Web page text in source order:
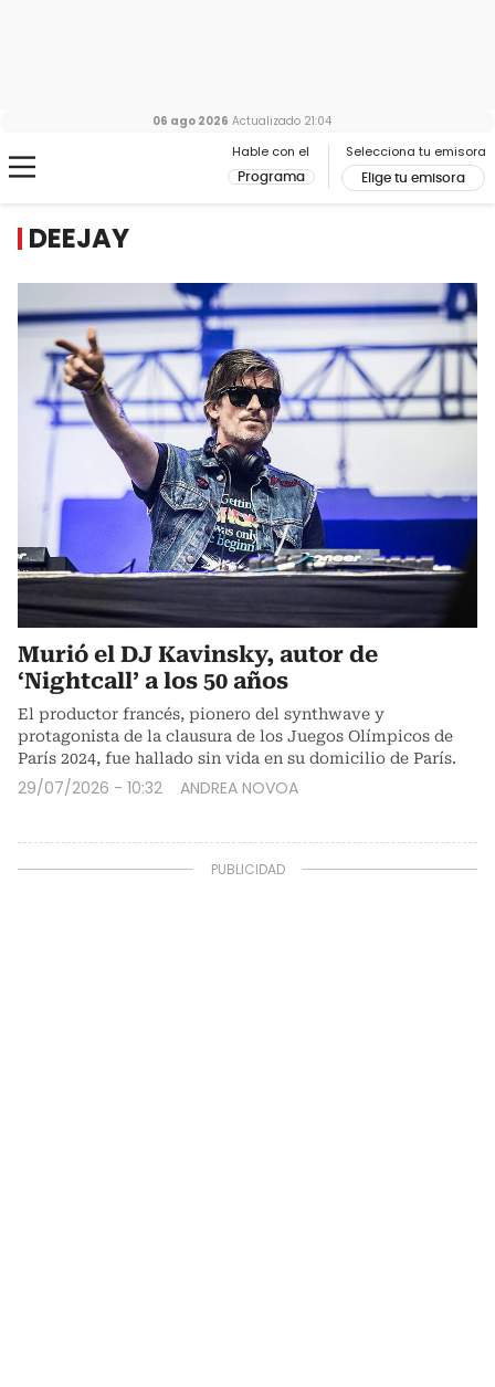
Hable con el
Programa
Selecciona tu emisora
Elige tu emisora
06 ago 2026 Actualizado 21:04
DEEJAY
Murió el DJ Kavinsky, autor de
‘Nightcall’ a los 50 años
El productor francés, pionero del synthwave y
protagonista de la clausura de los Juegos Olímpicos de
París 2024, fue hallado sin vida en su domicilio de París.
29/07/2026 - 10:32 ANDREA NOVOA